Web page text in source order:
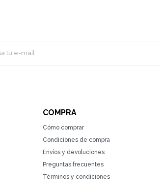
COMPRA
Cómo comprar
Condiciones de compra
Envíos y devoluciones
Preguntas frecuentes
Términos y condiciones